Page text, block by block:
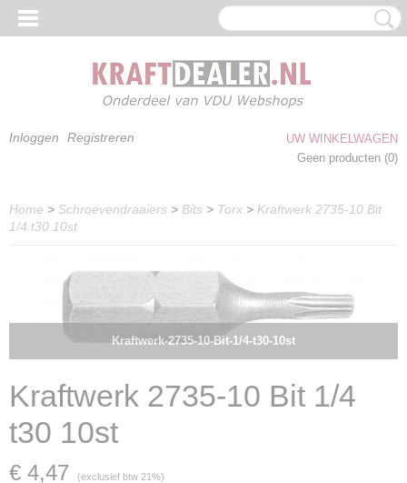
Inloggen Registreren
UW WINKELWAGEN
Geen producten (0)
Home > Schroevendraaiers > Bits > Torx > Kraftwerk 2735-10 Bit
1/4 t30 10st
Kraftwerk-2735-10-Bit-1/4-t30-10st
Kraftwerk 2735-10 Bit 1/4
t30 10st
€ 4,47 (exclusief btw 21%)